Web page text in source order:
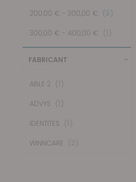
200,00 € - 300,00 € 3
articles
300,00 € - 400,00 € 1
article
FABRICANT
ABLE 2 1
article
ADVYS 1
article
IDENTITES 1
article
WINNCARE 2
articles